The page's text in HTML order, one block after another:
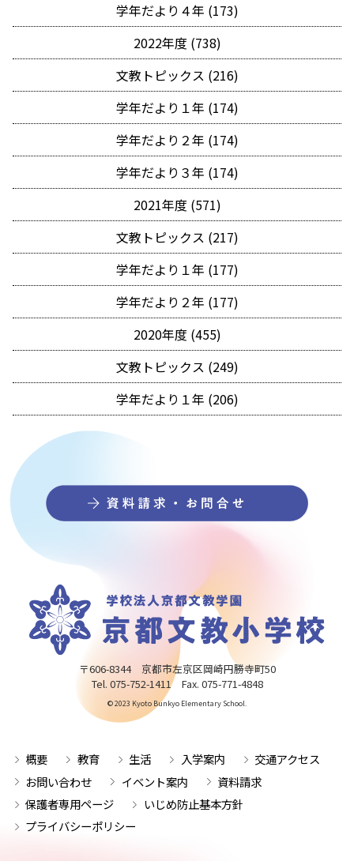
学年だより４年 (173)
2022年度 (738)
文教トピックス (216)
学年だより１年 (174)
学年だより２年 (174)
学年だより３年 (174)
2021年度 (571)
文教トピックス (217)
学年だより１年 (177)
学年だより２年 (177)
2020年度 (455)
文教トピックス (249)
学年だより１年 (206)
〒606-8344 京都市左京区岡崎円勝寺町50
Tel. 075-752-1411 Fax. 075-771-4848
© 2023 Kyoto Bunkyo Elementary School.
概要 教育 生活 入学案内
交通アクセス
お問い合わせ
イベント案内
資料請求
保護者専用ページ
いじめ防止基本方針
プライバシーポリシー